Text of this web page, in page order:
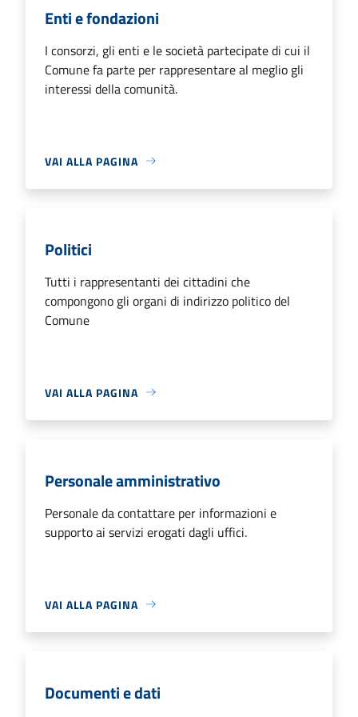
Enti e fondazioni
I consorzi, gli enti e le società partecipate di cui il
Comune fa parte per rappresentare al meglio gli
interessi della comunità.
VAI ALLA PAGINA
Politici
Tutti i rappresentanti dei cittadini che
compongono gli organi di indirizzo politico del
Comune
VAI ALLA PAGINA
Personale amministrativo
Personale da contattare per informazioni e
supporto ai servizi erogati dagli uffici.
VAI ALLA PAGINA
Documenti e dati